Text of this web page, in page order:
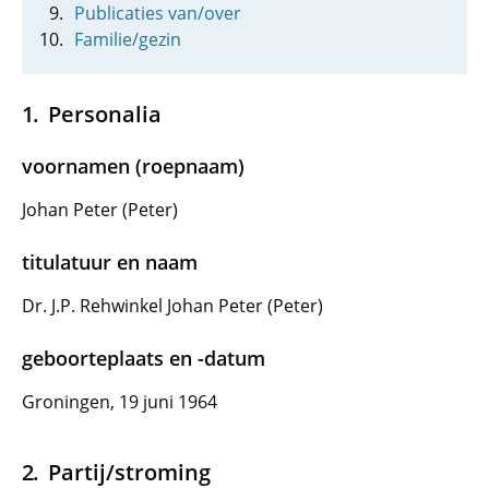
Publicaties van/over
Familie/gezin
Personalia
voornamen (roepnaam)
Johan Peter (Peter)
titulatuur en naam
Dr. J.P. Rehwinkel Johan Peter (Peter)
geboorteplaats en -datum
Groningen, 19 juni 1964
Partij/stroming